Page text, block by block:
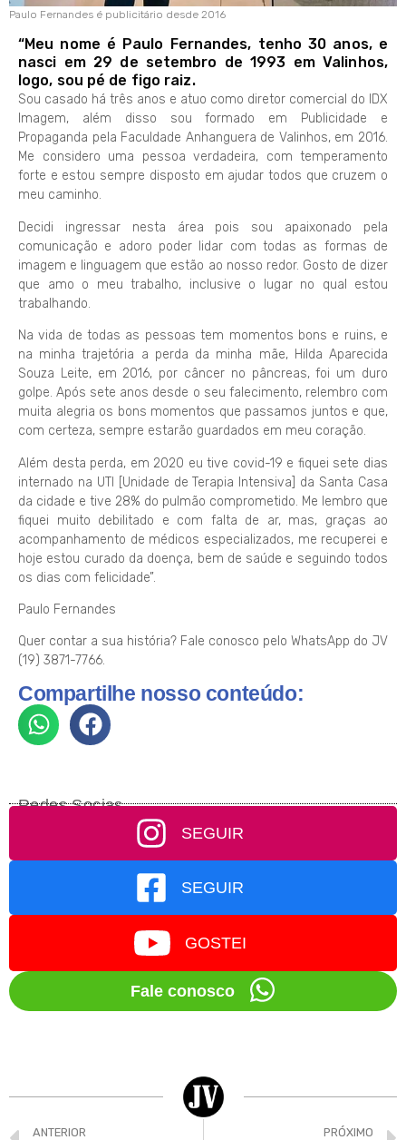
Paulo Fernandes é publicitário desde 2016
“Meu nome é Paulo Fernandes, tenho 30 anos, e
nasci em 29 de setembro de 1993 em Valinhos,
logo, sou pé de figo raiz.
Sou casado há três anos e atuo como diretor comercial do IDX
Imagem, além disso sou formado em Publicidade e
Propaganda pela Faculdade Anhanguera de Valinhos, em 2016.
Me considero uma pessoa verdadeira, com temperamento
forte e estou sempre disposto em ajudar todos que cruzem o
meu caminho.
Decidi ingressar nesta área pois sou apaixonado pela
comunicação e adoro poder lidar com todas as formas de
imagem e linguagem que estão ao nosso redor. Gosto de dizer
que amo o meu trabalho, inclusive o lugar no qual estou
trabalhando.
Na vida de todas as pessoas tem momentos bons e ruins, e
na minha trajetória a perda da minha mãe, Hilda Aparecida
Souza Leite, em 2016, por câncer no pâncreas, foi um duro
golpe. Após sete anos desde o seu falecimento, relembro com
muita alegria os bons momentos que passamos juntos e que,
com certeza, sempre estarão guardados em meu coração.
Além desta perda, em 2020 eu tive covid-19 e fiquei sete dias
internado na UTI [Unidade de Terapia Intensiva] da Santa Casa
da cidade e tive 28% do pulmão comprometido. Me lembro que
fiquei muito debilitado e com falta de ar, mas, graças ao
acompanhamento de médicos especializados, me recuperei e
hoje estou curado da doença, bem de saúde e seguindo todos
os dias com felicidade”.
Paulo Fernandes
Quer contar a sua história? Fale conosco pelo WhatsApp do JV
(19) 3871-7766.
Compartilhe nosso conteúdo:
Redes Socias
SEGUIR
SEGUIR
GOSTEI
Fale conosco
ANTERIOR PRÓXIMO